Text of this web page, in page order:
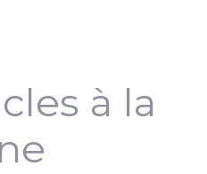
à la